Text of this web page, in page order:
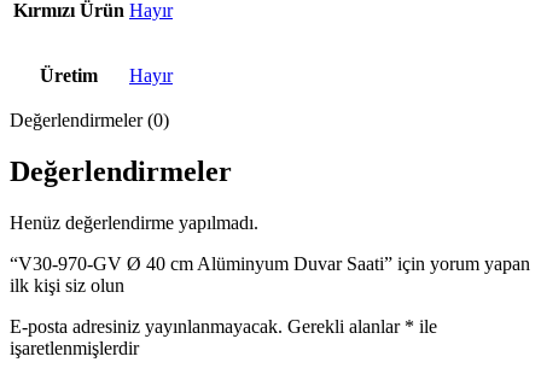
Kırmızı Ürün Hayır
Üretim Hayır
Değerlendirmeler (0)
Değerlendirmeler
Henüz değerlendirme yapılmadı.
“V30-970-GV Ø 40 cm Alüminyum Duvar Saati” için yorum yapan
ilk kişi siz olun
E-posta adresiniz yayınlanmayacak. Gerekli alanlar * ile
işaretlenmişlerdir